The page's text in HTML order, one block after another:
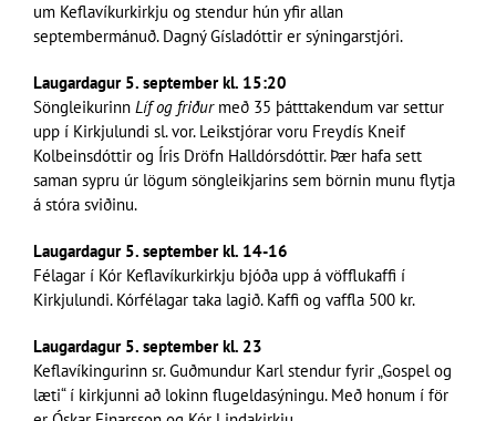
um Keflavíkurkirkju og stendur hún yfir allan
septembermánuð. Dagný Gísladóttir er sýningarstjóri.
Laugardagur 5. september kl. 15:20
Söngleikurinn Líf og friðurmeð 35 þátttakendum var settur
upp í Kirkjulundi sl. vor. Leikstjórar voru Freydís Kneif
Kolbeinsdóttir og Íris Dröfn Halldórsdóttir. Þær hafa sett
saman sypru úr lögum söngleikjarins sem börnin munu flytja
á stóra sviðinu.
Laugardagur 5. september kl. 14-16
Félagar í Kór Keflavíkurkirkju bjóða upp á vöfflukaffi í
Kirkjulundi. Kórfélagar taka lagið. Kaffi og vaffla 500 kr.
Laugardagur 5. september kl. 23
Keflavíkingurinn sr. Guðmundur Karl stendur fyrir „Gospel og
læti“ í kirkjunni að lokinn flugeldasýningu. Með honum í för